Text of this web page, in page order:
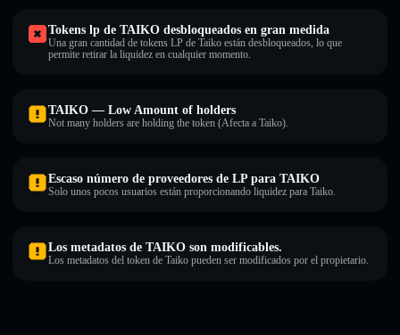
Tokens lp de TAIKO desbloqueados en gran medida
Una gran cantidad de tokens LP de Taiko están desbloqueados, lo que
permite retirar la liquidez en cualquier momento.
TAIKO — Low Amount of holders
Not many holders are holding the token (Afecta a Taiko).
Escaso número de proveedores de LP para TAIKO
Solo unos pocos usuarios están proporcionando liquidez para Taiko.
Los metadatos de TAIKO son modificables.
Los metadatos del token de Taiko pueden ser modificados por el propietario.